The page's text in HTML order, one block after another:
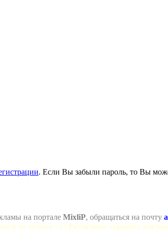
. Если Вы забыли пароль, то Вы
на портале MixliP, обращаться на почту
и не только =) ! Различные скрипты для